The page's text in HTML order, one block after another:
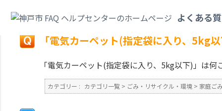
よくある
戻る
「電気カーペット(指定袋に入り、5kg
「電気カーペット(指定袋に入り、5kg以下)」は
カテゴリー : カテゴリ一覧 > ごみ・リサイクル・環境 > 家庭ご